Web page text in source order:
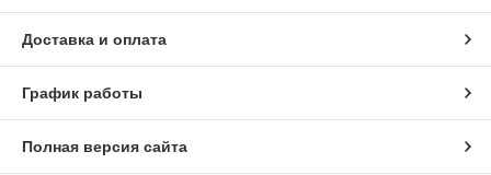
Доставка и оплата
График работы
Полная версия сайта